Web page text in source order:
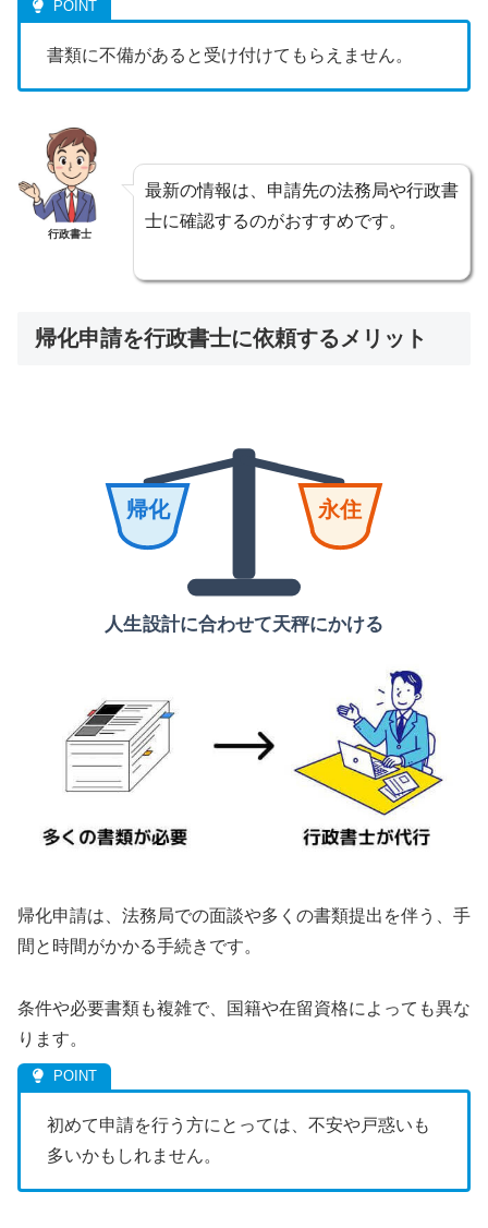
書類に不備があると受け付けてもらえません。
行政書士
最新の情報は、申請先の法務局や行政書
士に確認するのがおすすめです。
帰化申請を行政書士に依頼するメリット
帰化 永住
人生設計に合わせて天秤にかける
帰化申請は、法務局での面談や多くの書類提出を伴う、手
間と時間がかかる手続きです。
条件や必要書類も複雑で、国籍や在留資格によっても異な
ります。
初めて申請を行う方にとっては、不安や戸惑いも
多いかもしれません。